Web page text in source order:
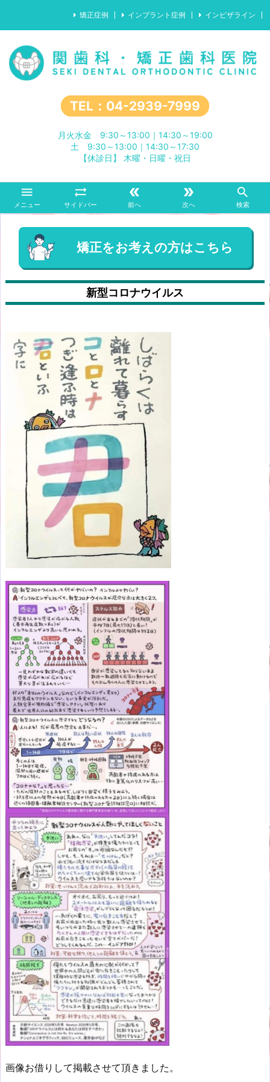
TEL：04-2939-7999
月火水金 9:30～13:00｜14:30～19:00
土 9:30～13:00｜14:30～17:30
【休診日】 木曜・日曜・祝日

メニュー

サイドバー

前へ

次へ

検索
矯正症例 インプラント症例 インビザライン
矯正をお考えの方はこちら
新型コロナウイルス
画像お借りして掲載させて頂きました。